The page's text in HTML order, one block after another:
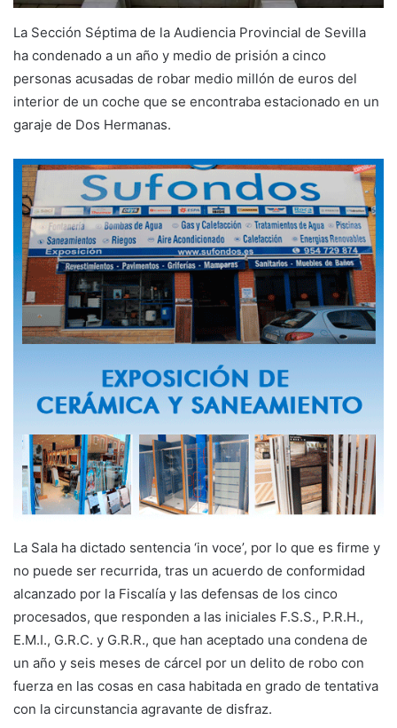
La Sección Séptima de la Audiencia Provincial de Sevilla
ha condenado a un año y medio de prisión a cinco
personas acusadas de robar medio millón de euros del
interior de un coche que se encontraba estacionado en un
garaje de Dos Hermanas.
La Sala ha dictado sentencia ‘in voce’, por lo que es firme y
no puede ser recurrida, tras un acuerdo de conformidad
alcanzado por la Fiscalía y las defensas de los cinco
procesados, que responden a las iniciales F.S.S., P.R.H.,
E.M.I., G.R.C. y G.R.R., que han aceptado una condena de
un año y seis meses de cárcel por un delito de robo con
fuerza en las cosas en casa habitada en grado de tentativa
con la circunstancia agravante de disfraz.